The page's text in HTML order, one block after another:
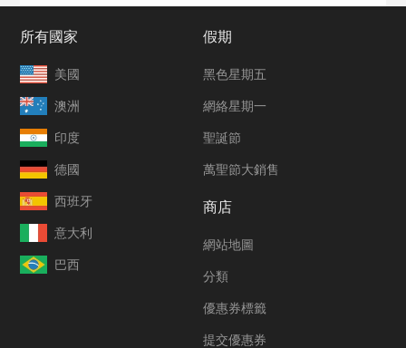
所有國家
美國
澳洲
印度
德國
西班牙
意大利
巴西
假期
黑色星期五
網絡星期一
聖誕節
萬聖節大銷售
商店
網站地圖
分類
優惠券標籤
提交優惠券